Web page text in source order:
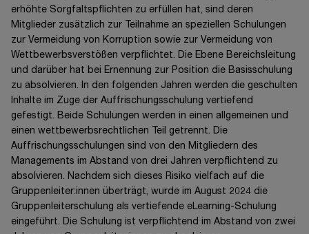
erhöhte Sorgfaltspflichten zu erfüllen hat, sind deren
Mitglieder zusätzlich zur Teilnahme an speziellen Schulungen
zur Vermeidung von Korruption sowie zur Vermeidung von
Wettbewerbsverstößen verpflichtet. Die Ebene Bereichsleitung
und darüber hat bei Ernennung zur Position die Basisschulung
zu absolvieren. In den folgenden Jahren werden die geschulten
Inhalte im Zuge der Auffrischungsschulung vertiefend
gefestigt. Beide Schulungen werden in einen allgemeinen und
einen wettbewerbsrechtlichen Teil getrennt. Die
Auffrischungsschulungen sind von den Mitgliedern des
Managements im Abstand von drei Jahren verpflichtend zu
absolvieren. Nachdem sich dieses Risiko vielfach auf die
Gruppenleiter:innen überträgt, wurde im August 2024 die
Gruppenleiterschulung als vertiefende eLearning-Schulung
eingeführt. Die Schulung ist verpflichtend im Abstand von zwei